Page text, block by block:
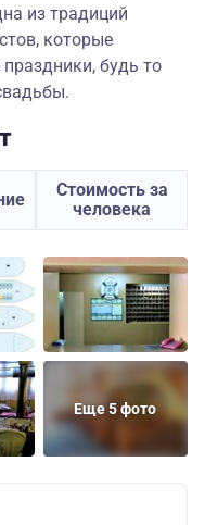
из традиций
которые
будь то
Стоимость за
человека
Еще 5 фото